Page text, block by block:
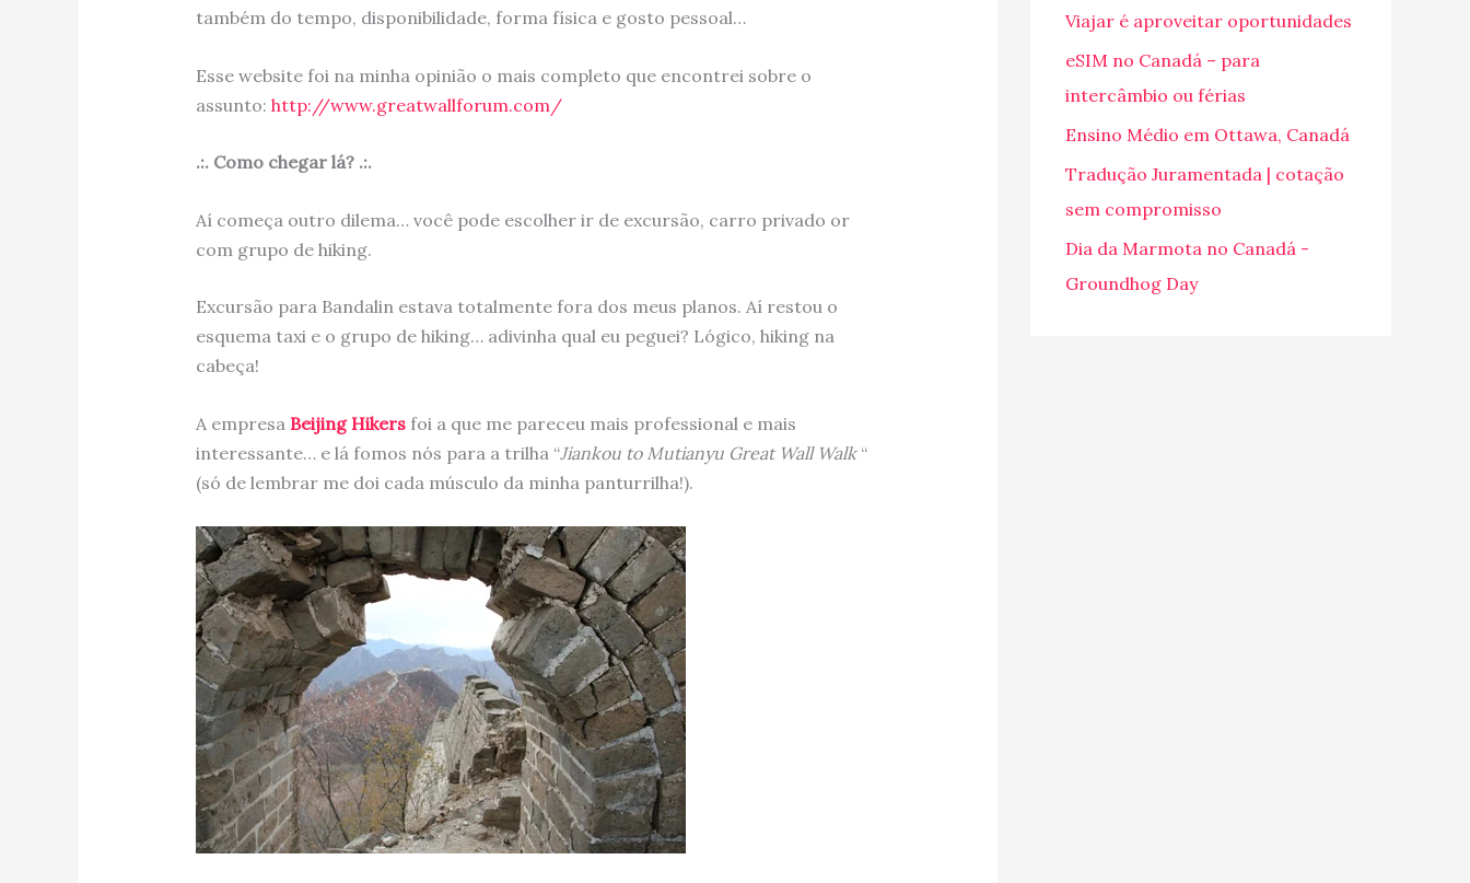
também do tempo, disponibilidade, forma física e gosto pessoal…
Esse website foi na minha opinião o mais completo que encontrei sobre o
assunto: http://www.greatwallforum.com/
.:. Como chegar lá? .:.
Aí começa outro dilema… você pode escolher ir de excursão, carro privado or
com grupo de hiking.
Excursão para Bandalin estava totalmente fora dos meus planos. Aí restou o
esquema taxi e o grupo de hiking… adivinha qual eu peguei? Lógico, hiking na
cabeça!
A empresa Beijing Hikers foi a que me pareceu mais professional e mais
interessante… e lá fomos nós para a trilha “Jiankou to Mutianyu Great Wall Walk“
(só de lembrar me doi cada músculo da minha panturrilha!).
s
a
r
p
o
Viajar é aproveitar oportunidades
eSIM no Canadá – para
intercâmbio ou férias
Ensino Médio em Ottawa, Canadá
Tradução Juramentada | cotação
sem compromisso
Dia da Marmota no Canadá -
Groundhog Day